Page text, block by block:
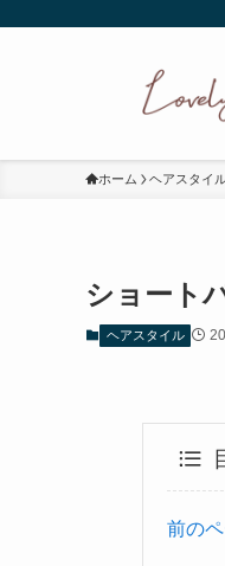
ホーム ヘアスタイ
ショート
ヘアスタイル
前の